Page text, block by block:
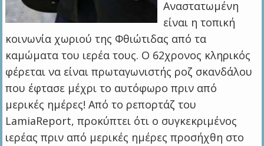
Αναστατωμένη
είναι η τοπική
κοινωνία χωριού της Φθιώτιδας από τα
καμώματα του ιερέα τους. Ο 62χρονος κληρικός
φέρεται να είναι πρωταγωνιστής ροζ σκανδάλου
που έφτασε μέχρι το αυτόφωρο πριν από
μερικές ημέρες! Από το ρεπορτάζ του
LamiaReport, προκύπτει ότι ο συγκεκριμένος
ιερέας πριν από μερικές ημέρες προσήχθη στο